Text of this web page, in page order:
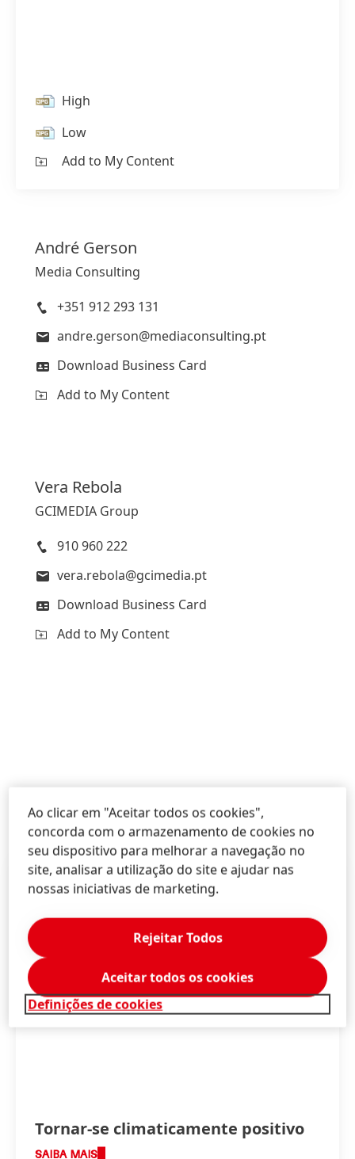
High
Low
Add to My Content
André Gerson
Media Consulting
+351 912 293 131
andre.gerson@mediaconsulting.pt
Download Business Card
Add to My Content
Vera Rebola
GCIMEDIA Group
910 960 222
vera.rebola@gcimedia.pt
Download Business Card
Add to My Content
Mais informações
Tornar-se climaticamente positivo
SAIBA MAIS
Ao clicar em "Aceitar todos os cookies",
concorda com o armazenamento de cookies no
seu dispositivo para melhorar a navegação no
site, analisar a utilização do site e ajudar nas
nossas iniciativas de marketing.
Definições de cookies
Rejeitar Todos
Aceitar todos os cookies